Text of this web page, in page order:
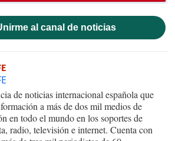
al canal de noticias
de noticias internacional española que
a más de dos mil medios de
en todo el mundo en los soportes de
radio, televisión e internet. Cuenta con